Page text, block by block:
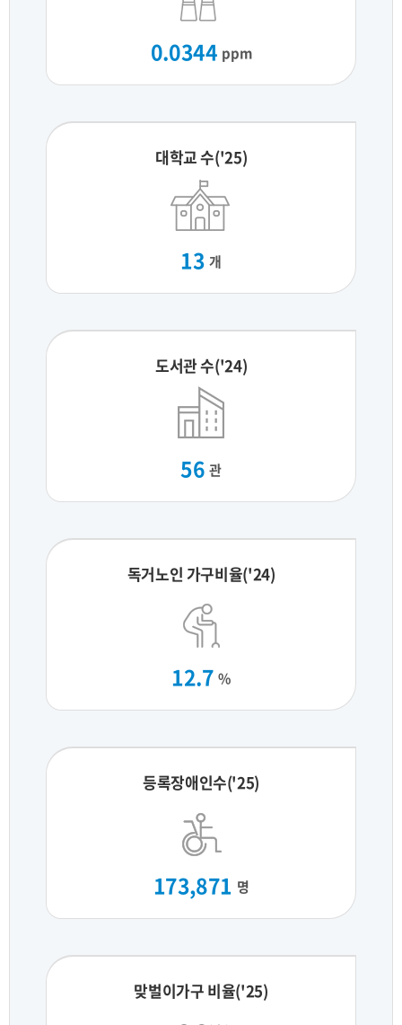
0.0344 ppm
대학교 수('25)
13 개
도서관 수('24)
56 관
독거노인 가구비율('24)
12.7 %
등록장애인수('25)
173,871 명
맞벌이가구 비율('25)